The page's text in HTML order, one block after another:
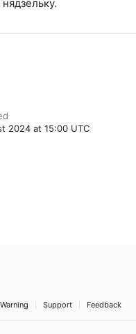
2024 at 15:00 UTC
Support Feedback